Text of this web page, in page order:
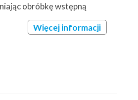
obróbkę wstępną
Więcej informacji